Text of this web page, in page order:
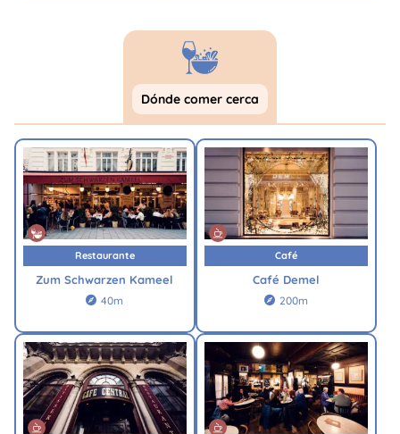
Dónde comer cerca
Restaurante
Zum Schwarzen Kameel
 40m
Café
Café Demel
 200m